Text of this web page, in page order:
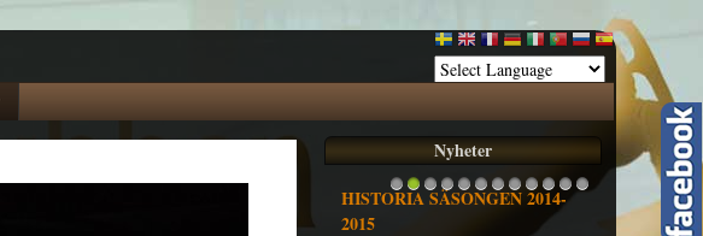
Nyheter
1 2 3 4 5 6 7 8 9 1011
HISTORIA SÄSONGEN 2014-
2015